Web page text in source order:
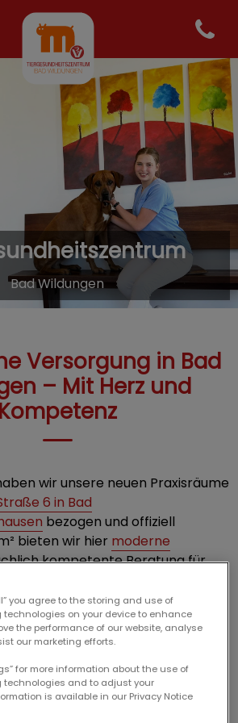
Homepage
Open
Bad Wildungen
Versorgung in Bad
– Mit Herz und
Kompetenz
wir unsere neuen Praxisräume
6 in Bad
bezogen und offiziell
bieten wir hier moderne
kompetente Beratung für
wir mit dem Neubau alle
unserer vierbeinigen Patienten
Katzenwartezimmer
sowie ein
unseren ängstlichen Patienten
Raumklima und die
you agree to the storing and use of
on your device to enhance
the performance of our website, analyse
our marketing efforts.
for more information about the use of
technologies and to adjust your
is available in our Privacy Notice